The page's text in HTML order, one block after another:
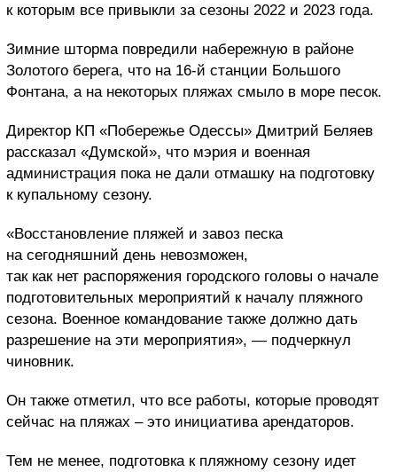
к которым все привыкли за сезоны 2022 и 2023 года.
Зимние шторма повредили набережную в районе
Золотого берега, что на 16-й станции Большого
Фонтана, а на некоторых пляжах смыло в море песок.
Директор КП «Побережье Одессы» Дмитрий Беляев
рассказал «Думской», что мэрия и военная
администрация пока не дали отмашку на подготовку
к купальному сезону.
«Восстановление пляжей и завоз песка
на сегодняшний день невозможен,
так как нет распоряжения городского головы о начале
подготовительных мероприятий к началу пляжного
сезона. Военное командование также должно дать
разрешение на эти мероприятия», — подчеркнул
чиновник.
Он также отметил, что все работы, которые проводят
сейчас на пляжах – это инициатива арендаторов.
Тем не менее, подготовка к пляжному сезону идет